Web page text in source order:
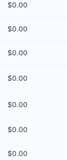
$0.00
$0.00
$0.00
$0.00
$0.00
$0.00
$0.00